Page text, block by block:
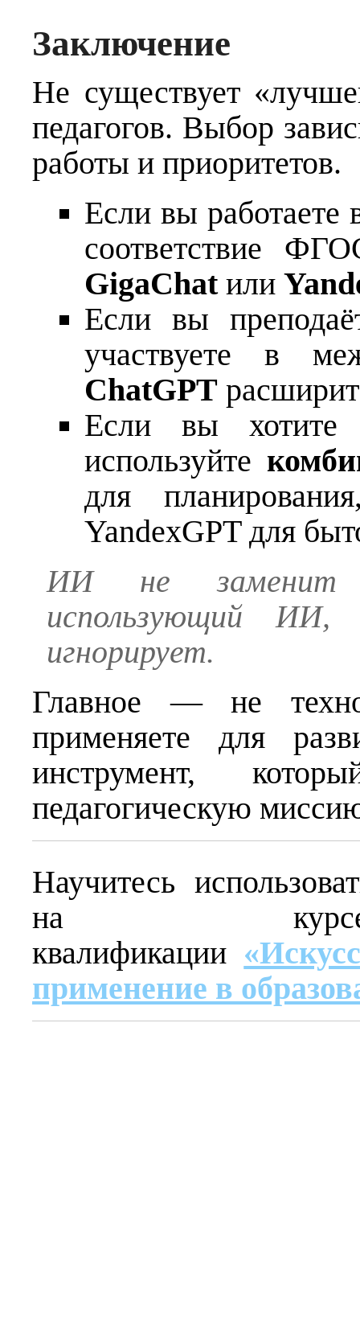
Заключение
Не существует
педагогов. Выбор
работы и приоритетов.
Если вы работаете
соответствие
GigaChatили
Если вы
участвуете в
ChatGPT
Если вы хотите
используйте
для
YandexGPT для
ИИ не заменит
использующий
игнорирует.
Главное — не
применяете для
инструмент,
педагогическую
Научитесь
на
квалификации
применение в